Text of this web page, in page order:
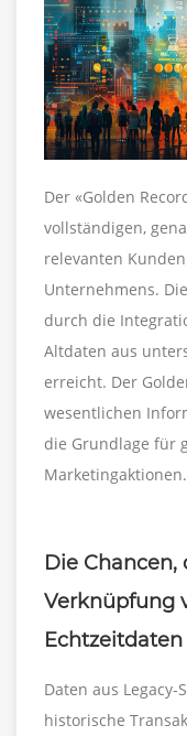
Der «Golden
vollständigen,
relevanten
Unternehmens.
durch die
Altdaten aus
erreicht. Der
wesentlichen
die Grundlage für
Marketingaktionen.
Die Chancen,
Verknüpfung
Daten aus
historische